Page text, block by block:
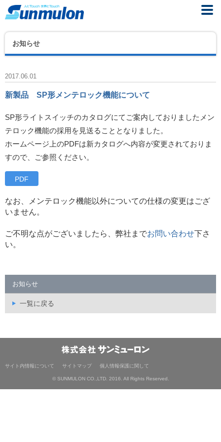
お知らせ
2017.06.01
新製品 SP形メンテロック機能について
SP形ライトスイッチのカタログにてご案内しておりましたメン
テロック機能の採用を見送ることとなりました。
ホームページ上のPDFは新カタログへ内容が変更されておりま
すので、ご参照ください。
PDF
なお、メンテロック機能以外についての仕様の変更はござ
いません。
ご不明な点がございましたら、弊社までお問い合わせ下さ
い。
お知らせ
一覧に戻る
サイト内情報について サイトマップ 個人情報保護に関して
© SUNMULON CO.,LTD. 2016. All Rights Reserved.